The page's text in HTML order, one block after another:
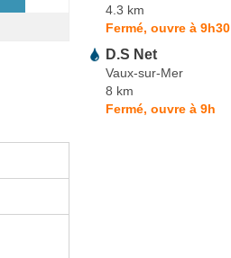
4.3 km
Fermé, ouvre à 9h30
D.S Net
Vaux-sur-Mer
8 km
Fermé, ouvre à 9h